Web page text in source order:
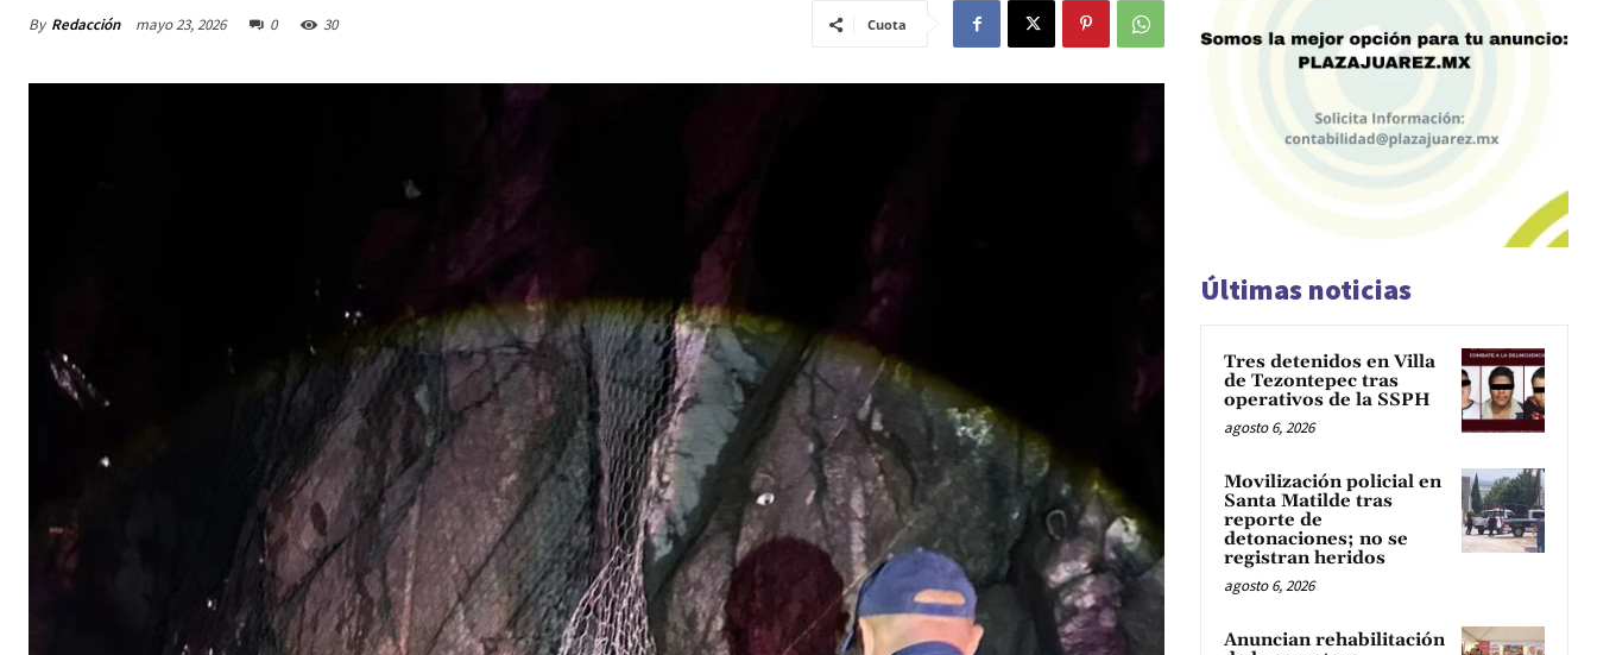
By Redacción mayo 23, 2026 0 30 Cuota
Últimas noticias
Tres detenidos en Villa
de Tezontepec tras
operativos de la SSPH
agosto 6, 2026
Movilización policial en
Santa Matilde tras
reporte de
detonaciones; no se
registran heridos
agosto 6, 2026
Anuncian rehabilitación